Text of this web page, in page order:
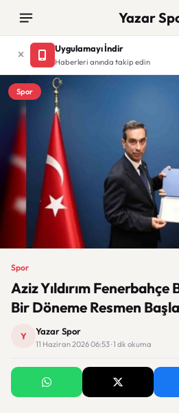
Yazar
Uygulamayı İndir
Haberleri anında takip edin
Spor
Spor
Aziz Yıldırım Fenerbahçe
Bir Döneme Resmen
Y Yazar Spor
11 Haziran 2026 06:53 · 1 dk okuma